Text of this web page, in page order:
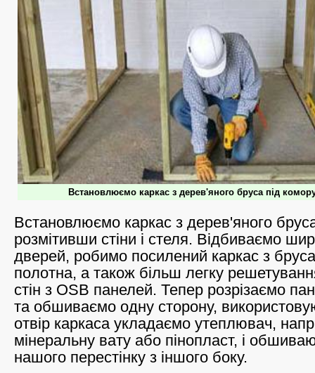
Встановлюємо каркас з дерев'яного бруса під
Встановлюємо каркас з дерев'яного
розмітивши стіни і стеля. Відбиваємо
дверей, робимо посилений каркас з
полотна, а також більш легку
стін з OSB панелей. Тепер розрізаємо
та обшиваємо одну сторону,
отвір каркаса укладаємо утеплювач,
мінеральну вату або пінопласт, і
нашого перестінку з іншого боку.